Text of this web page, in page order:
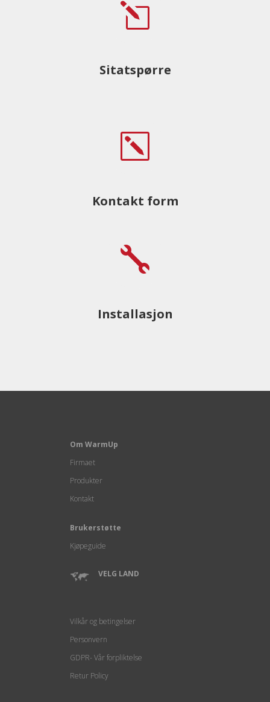
l
Sitatspørre
k
Kontakt form

Installasjon
Om WarmUp
Firmaet
Produkter
Kontakt
Brukerstøtte
Kjøpeguide
VELG LAND
Vilkår og betingelser
Personvern
GDPR- Vår forpliktelse
Retur Policy